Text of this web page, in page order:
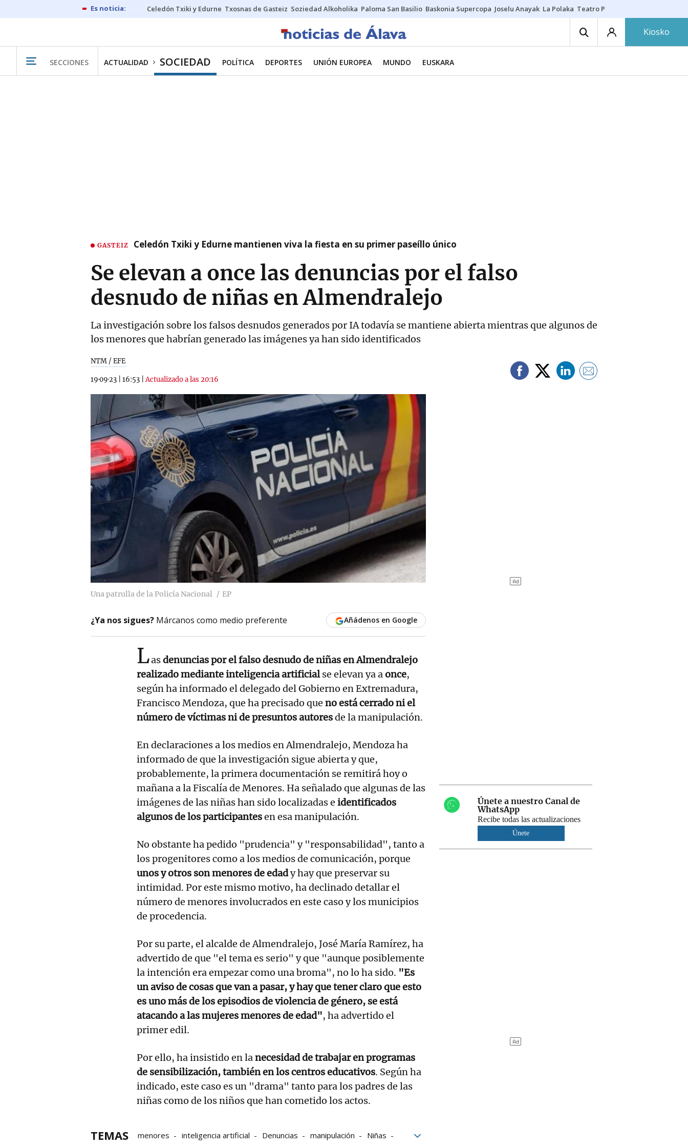
Celedón Txiki y Edurne Txosnas de Gasteiz Soziedad Alkoholika Paloma San Basilio Baskonia Supercopa Joselu Anayak La Polaka Teatro Principal
Kiosko
SECCIONES ACTUALIDAD SOCIEDAD POLÍTICA DEPORTES UNIÓN EUROPEA MUNDO EUSKARA
GASTEIZ Celedón Txiki y Edurne mantienen viva la fiesta en su primer paseíllo único
Se elevan a once las denuncias por el falso
desnudo de niñas en Almendralejo
La investigación sobre los falsos desnudos generados por IA todavía se mantiene abierta mientras que algunos de
los menores que habrían generado las imágenes ya han sido identificados
NTM / EFE
19·09·23 16:53 |Actualizado a las 20:16
Una patrulla de la Policía Nacional EP
¿Ya nos sigues? Márcanos como medio preferente Añádenos en Google
Lasdenuncias por el falso desnudo de niñas en Almendralejo
realizado mediante inteligencia artificialse elevan ya aonce,
según ha informado el delegado del Gobierno en Extremadura,
Francisco Mendoza, que ha precisado que no está cerrado ni el
número de víctimas ni de presuntos autoresde la manipulación.
En declaraciones a los medios en Almendralejo, Mendoza ha
informado de que la investigación sigue abierta y que,
probablemente, la primera documentación se remitirá hoy o
mañana a la Fiscalía de Menores. Ha señalado que algunas de las
imágenes de las niñas han sido localizadas e identificados
algunos de los participantesen esa manipulación.
No obstante ha pedido "prudencia" y "responsabilidad", tanto a
los progenitores como a los medios de comunicación, porque
unos y otros son menores de edady hay que preservar su
intimidad. Por este mismo motivo, ha declinado detallar el
número de menores involucrados en este caso y los municipios
de procedencia.
Por su parte, el alcalde de Almendralejo, José María Ramírez, ha
advertido de que "el tema es serio" y que "aunque posiblemente
la intención era empezar como una broma", no lo ha sido. "Es
un aviso de cosas que van a pasar, y hay que tener claro que esto
es uno más de los episodios de violencia de género, se está
atacando a las mujeres menores de edad", ha advertido el
primer edil.
Por ello, ha insistido en lanecesidad de trabajar en programas
de sensibilización, también en los centros educativos. Según ha
indicado, este caso es un "drama" tanto para los padres de las
niñas como de los niños que han cometido los actos.
TEMAS menores inteligencia artificial Denuncias manipulación
Niñas
Únete a nuestro Canal de
WhatsApp
Recibe todas las actualizaciones
Únete